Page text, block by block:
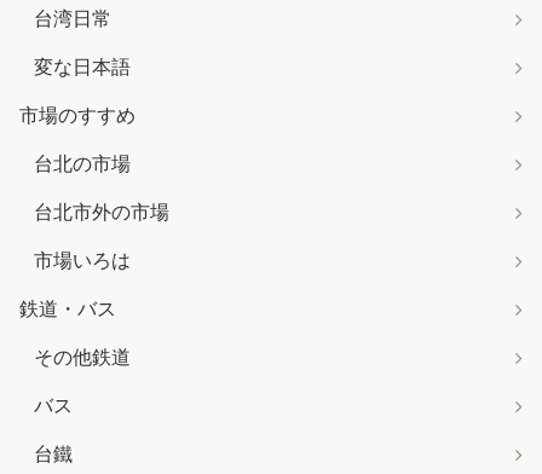
台湾日常
変な日本語
市場のすすめ
台北の市場
台北市外の市場
市場いろは
鉄道・バス
その他鉄道
バス
台鐵